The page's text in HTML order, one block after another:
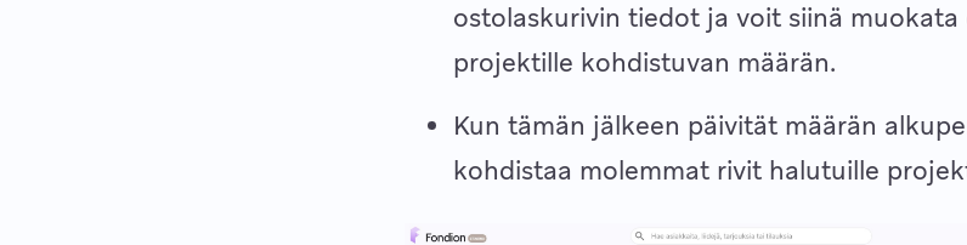
ostolaskurivin tiedot ja voit siinä muokata
projektille kohdistuvan määrän.
Kun tämän jälkeen päivität määrän
kohdistaa molemmat rivit halutuille